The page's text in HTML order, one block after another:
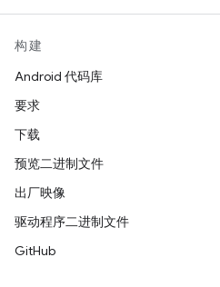
构建
Android 代码库
要求
下载
预览二进制文件
出厂映像
驱动程序二进制文件
GitHub